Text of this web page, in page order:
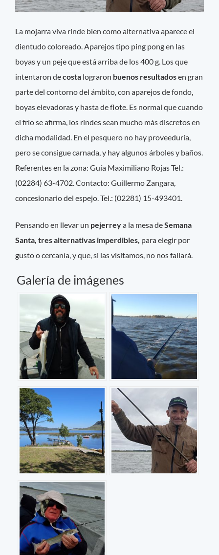
La mojarra viva rinde bien como alternativa aparece el
dientudo coloreado. Aparejos tipo ping pong en las
boyas y un peje que está arriba de los 400 g. Los que
intentaron decosta lograron buenos resultadosen gran
parte del contorno del ámbito, con aparejos de fondo,
boyas elevadoras y hasta de flote. Es normal que cuando
el frío se afirma, los rindes sean mucho más discretos en
dicha modalidad. En el pesquero no hay proveeduría,
pero se consigue carnada, y hay algunos árboles y baños.
Referentes en la zona: Guía Maximiliano Rojas Tel.:
(02284) 63-4702. Contacto: Guillermo Zangara,
concesionario del espejo. Tel.: (02281) 15-493401.
Pensando en llevar un pejerreya la mesa deSemana
Santa, tres alternativas imperdibles, para elegir por
gusto o cercanía, y que, si las visitamos, no nos fallará.
Galería de imágenes